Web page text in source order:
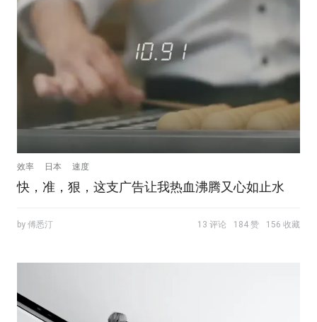
效率 日本 速度
快，准，狠，这支广告让我热血沸腾又心如止水
by 傅悉汀 13 评论 184 赞 156 收藏